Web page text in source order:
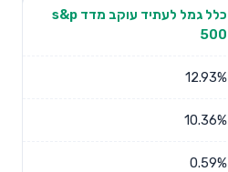
כלל גמל לעתיד עוקב מדד s&p
500
12.93%
10.36%
0.59%